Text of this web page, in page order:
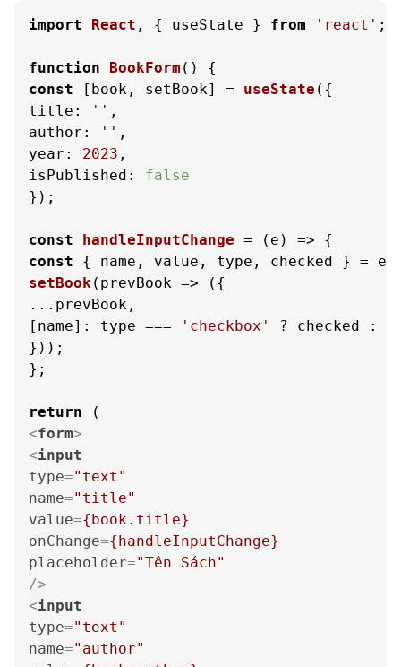
import React , { useState } from 'react' ;
function BookForm (
const [book, setBook] = useState
title : ''
author : ''
year : 2023
isPublished : false
});
const handleInputChange = ( e
const { name, value, type, checked } = e.
setBook( prevBook => ({
...prevBook,
[name]: type ===
'checkbox'
? checked :
}));
};
return
<form>
<input
type="text"
name="title"
value={book.title}
onChange={handleInputChange}
placeholder="Tên Sách"
/>
<input
type="text"
name="author"